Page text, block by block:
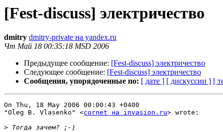
[Fest-discuss] электричество
dmitry dmitry-private на yandex.ru
Чт Май 18 00:35:18 MSD 2006
Предыдущее сообщение: [Fest-discuss] электричество
Следующее сообщение: [Fest-discuss] электричество
Сообщения, упорядоченные по: [ дате ] [ дискуссии ] [
On Thu, 18 May 2006 00:00:43 +0400
"Oleg B. Vlasenko" <cornet на invasion.ru> wrote:
>